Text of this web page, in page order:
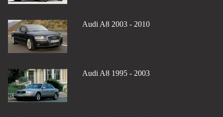
Audi A8 2003 - 2010
Audi A8 1995 - 2003